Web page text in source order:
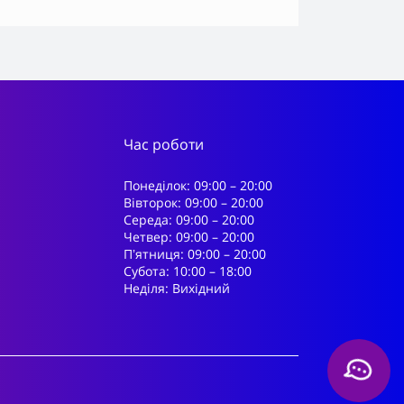
Час роботи
Понеділок: 09:00 – 20:00
Вівторок: 09:00 – 20:00
Середа: 09:00 – 20:00
Четвер: 09:00 – 20:00
Пʼятниця: 09:00 – 20:00
Субота: 10:00 – 18:00
Неділя: Вихідний